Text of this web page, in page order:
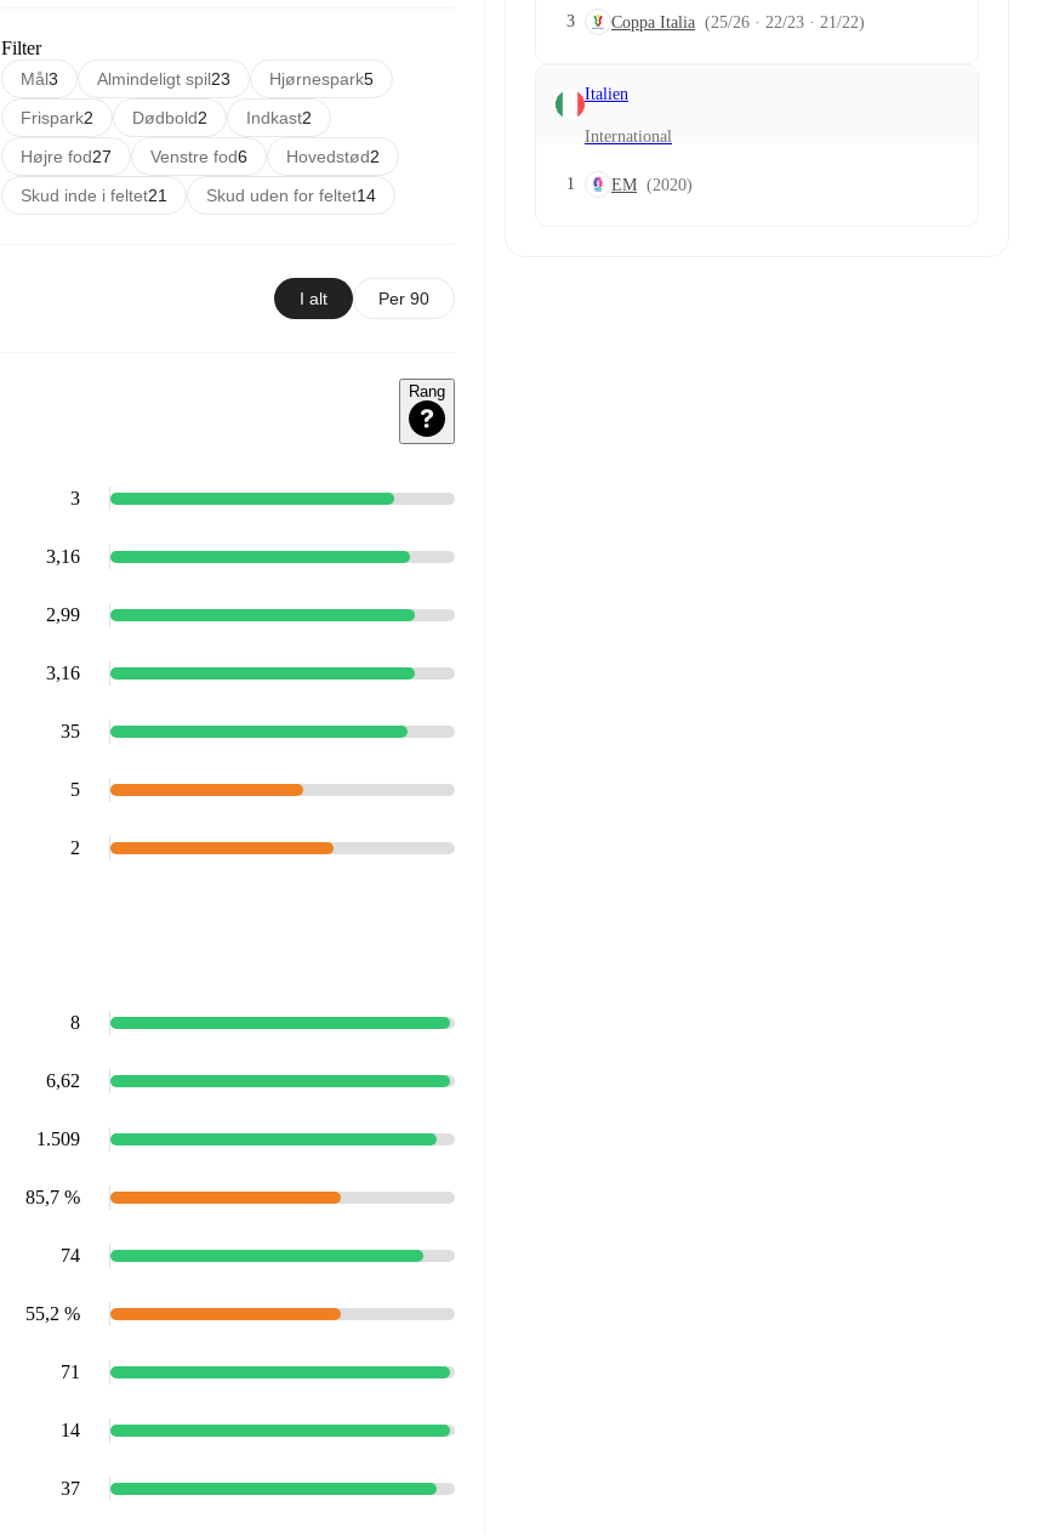
Filter
Mål3 Almindeligt spil23 Hjørnespark5
Frispark2 Dødbold2 Indkast2
Højre fod27 Venstre fod6 Hovedstød2
Skud inde i feltet21 Skud uden for feltet14
I alt Per 90
Rang
3
3,16
2,99
3,16
35
5
2
8
6,62
1.509
85,7 %
74
55,2 %
71
14
37
3 Coppa Italia (25/26 · 22/23 · 21/22)
Italien
International
1 EM (2020)